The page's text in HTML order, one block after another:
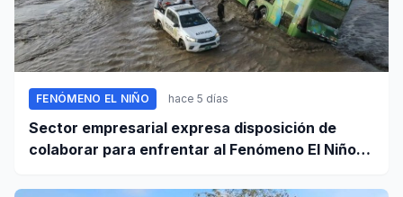
FENÓMENO EL NIÑO hace 5 días
Sector empresarial expresa disposición de
colaborar para enfrentar al Fenómeno El Niño,